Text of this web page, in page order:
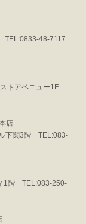
TEL:0833-48-7117
トアベニュー1F
店
下関3階 TEL:083-
1階 TEL:083-250-